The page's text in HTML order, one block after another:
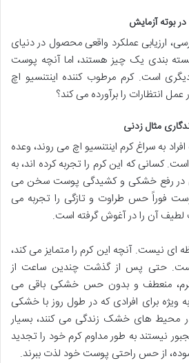
بوته آزمایش
ارزیابی عملکرد واقعی محصول در دنیای
بندی یک چیز هستند، اما آنچه پوست
است. کرم مرطوب کننده اینتنسیو اچ
عمل انتظارات را برآورده می کند؟
مثال زدنی
به سراغ کرم اینتنسیو اچ می روند، وعده
کسانی که این کرم را تجربه کرده اند، به
آن در رفع خشکی و کشیدگی پوست سخن می
پوست فوراً حس طراوت و تازگی را تجربه می
لطیف آن را در آغوش گرفته است.
ای نیست. آنچه این کرم را متمایز می کند،
است. حتی پس از گذشت چندین ساعت از
منعطف و بدون حس خشکی باقی می
ویژه برای افرادی که در طول روز با خشکی
محیط های خشک زندگی می کنند، بسیار
نیستند به طور مداوم کرم خود را تجدید
از حس راحتی پوست خود لذت ببرند.